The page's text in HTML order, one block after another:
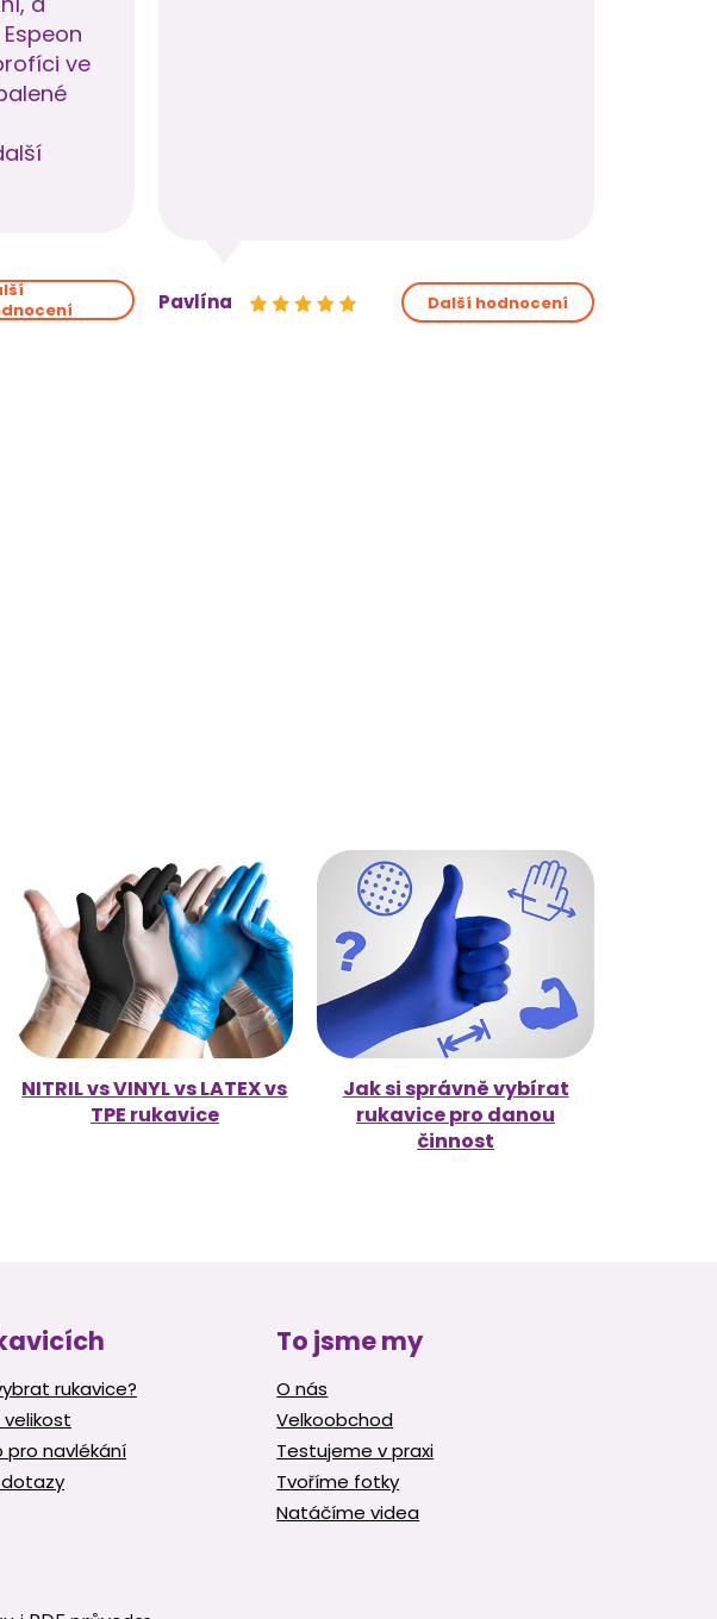
ve
Pavlína Další hodnocení
NITRIL vs VINYL vs LATEX vs
TPE rukavice
Jak si správně vybírat
rukavice pro danou
činnost
rukavice?
pro navlékání
To jsme my
O nás
Velkoobchod
Testujeme v praxi
Tvoříme fotky
Natáčíme videa